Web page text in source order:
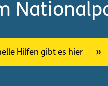
Hilfen gibt es hier